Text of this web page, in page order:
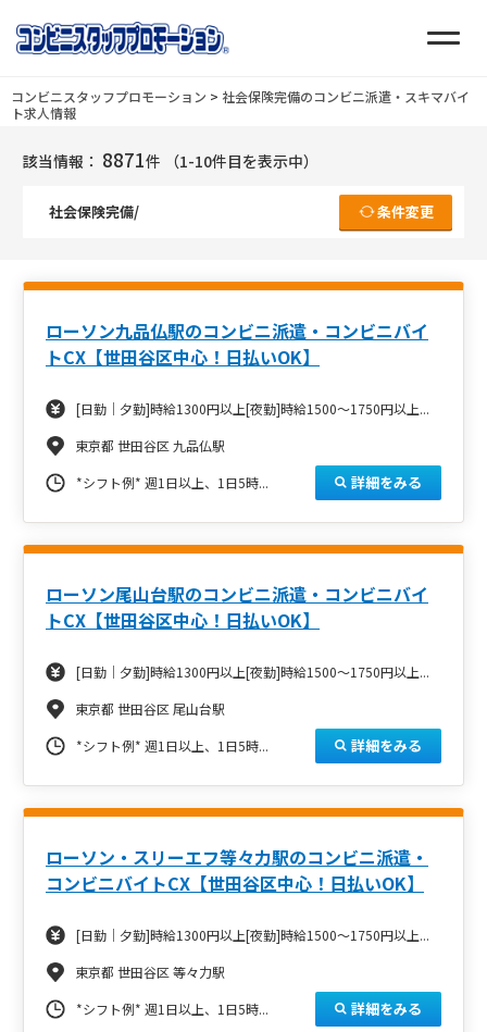
コンビニスタッフプロモーション > 社会保険完備のコンビニ派遣・スキマバイ
ト求人情報
該当情報： 8871件 （1-10件目を表示中）
社会保険完備/ 条件変更
ローソン九品仏駅のコンビニ派遣・コンビニバイ
トCX【世田谷区中心！日払いOK】
[日勤｜夕勤]時給1300円以上[夜勤]時給1500～1750円以上...
東京都 世田谷区 九品仏駅
*シフト例* 週1日以上、1日5時... 詳細をみる
ローソン尾山台駅のコンビニ派遣・コンビニバイ
トCX【世田谷区中心！日払いOK】
[日勤｜夕勤]時給1300円以上[夜勤]時給1500～1750円以上...
東京都 世田谷区 尾山台駅
*シフト例* 週1日以上、1日5時... 詳細をみる
ローソン・スリーエフ等々力駅のコンビニ派遣・
コンビニバイトCX【世田谷区中心！日払いOK】
[日勤｜夕勤]時給1300円以上[夜勤]時給1500～1750円以上...
東京都 世田谷区 等々力駅
*シフト例* 週1日以上、1日5時... 詳細をみる